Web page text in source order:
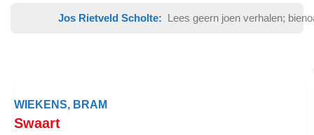
Jos Rietveld Scholte: Lees geern joen verhalen; bienoam om dien toal. As k
WIEKENS, BRAM
Swaart